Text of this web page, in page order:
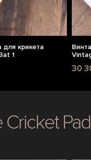
для крикета
1
30